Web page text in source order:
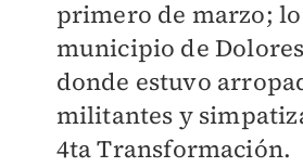
primero de marzo;
municipio de
donde estuvo
militantes y
4ta Transformación.